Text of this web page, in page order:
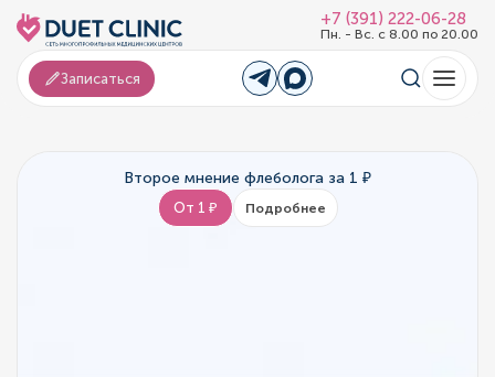
+7 (391) 222-06-28
Пн. - Вс. с 8.00 по 20.00
Записаться
Второе мнение флеболога за 1 ₽
От 1 ₽ Подробнее